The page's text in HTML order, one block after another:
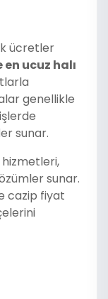
ücretler
ucuz halı
genellikle
sunar.
hizmetleri,
sunar.
cazip fiyat